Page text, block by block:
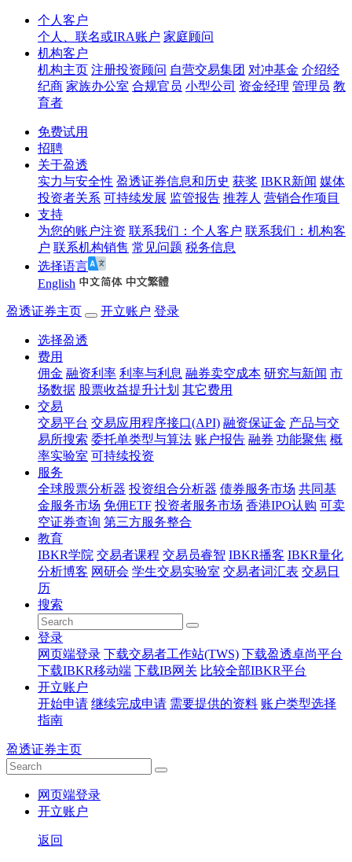
个人客户
个人、联名或IRA账户 家庭顾问
机构客户
机构主页 注册投资顾问 自营交易集团 对冲基金 介绍经
纪商 家族办公室 合规官员 小型公司 资金经理 管理员 教
育者
免费试用
招聘
关于盈透
实力与安全性 盈透证券信息和历史 获奖 IBKR新闻 媒体
投资者关系 可持续发展 监管报告 推荐人 营销合作项目
支持
为您的账户注资 联系我们：个人客户 联系我们：机构客
户 联系机构销售 常见问题 税务信息
选择语言
English
盈透证券主页 开立账户 登录
选择盈透
费用
佣金 融资利率 利率与利息 融券卖空成本 研究与新闻 市
场数据 股票收益提升计划 其它费用
交易
交易平台 交易应用程序接口(API) 融资保证金 产品与交
易所搜索 委托单类型与算法 账户报告 融券 功能聚焦 概
率实验室 可持续投资
服务
全球股票分析器 投资组合分析器 债券服务市场 共同基
金服务市场 免佣ETF 投资者服务市场 香港IPO认购 可卖
空证券查询 第三方服务整合
教育
IBKR学院 交易者课程 交易员睿智 IBKR播客 IBKR量化
分析博客 网研会 学生交易实验室 交易者词汇表 交易日
历
搜索
登录
网页端登录 下载交易者工作站(TWS) 下载盈透卓尚平台
下载IBKR移动端 下载IB网关 比较全部IBKR平台
开立账户
开始申请 继续完成申请 需要提供的资料 账户类型选择
指南
盈透证券主页
网页端登录
开立账户
返回